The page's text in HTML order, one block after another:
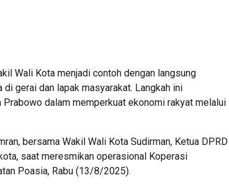
Wali Kota menjadi contoh dengan langsung
gerai dan lapak masyarakat. Langkah ini
dalam memperkuat ekonomi rakyat melalui
bersama Wakil Wali Kota Sudirman, Ketua DPRD
saat meresmikan operasional Koperasi
Poasia, Rabu (13/8/2025).